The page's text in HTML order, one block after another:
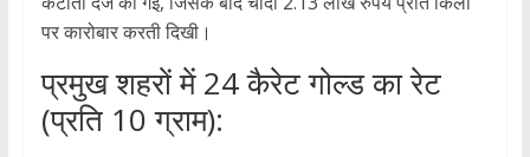
पर कारोबार करती दिखी।
प्रमुख शहरों में 24 कैरेट गोल्ड का रेट
(प्रति 10 ग्राम):